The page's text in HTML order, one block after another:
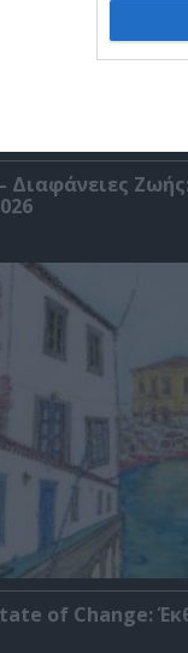
Διαφάνειες
of Change: